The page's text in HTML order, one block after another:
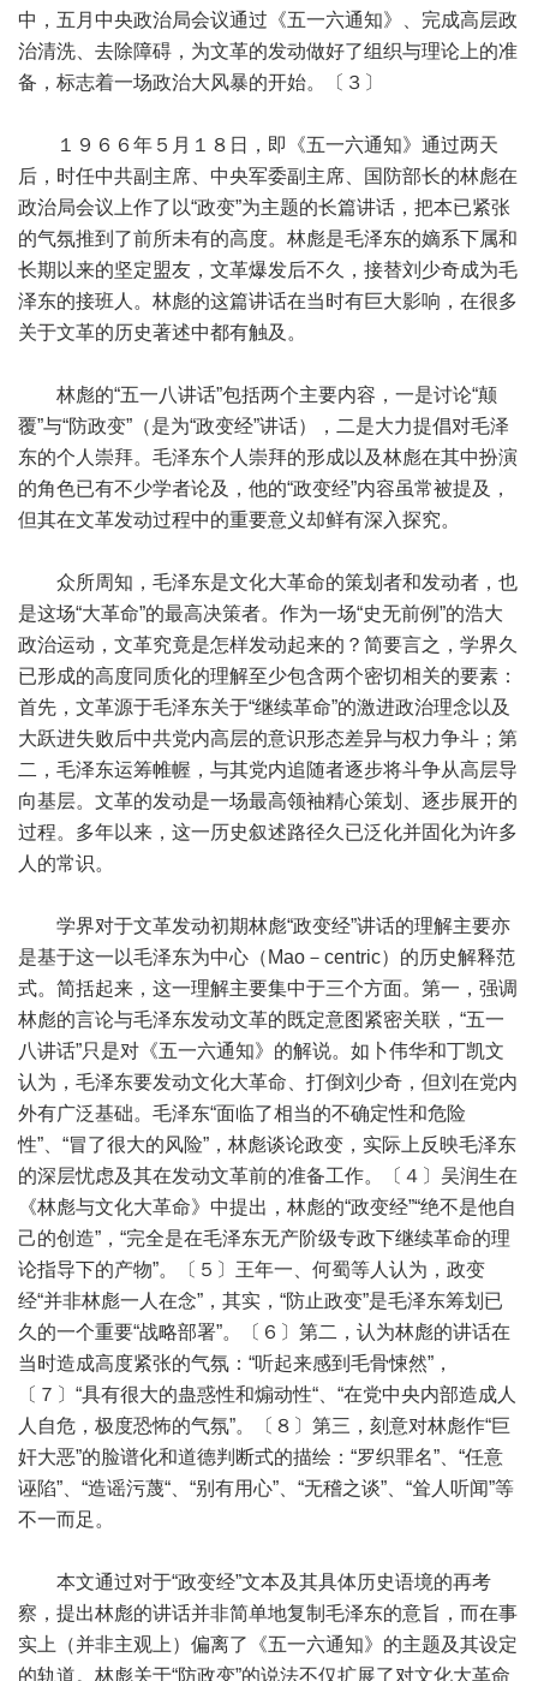
中，五月中央政治局会议通过《五一六通知》、完成高层政
治清洗、去除障碍，为文革的发动做好了组织与理论上的准
备，标志着一场政治大风暴的开始。〔３〕
１９６６年５月１８日，即《五一六通知》通过两天
后，时任中共副主席、中央军委副主席、国防部长的林彪在
政治局会议上作了以“政变”为主题的长篇讲话，把本已紧张
的气氛推到了前所未有的高度。林彪是毛泽东的嫡系下属和
长期以来的坚定盟友，文革爆发后不久，接替刘少奇成为毛
泽东的接班人。林彪的这篇讲话在当时有巨大影响，在很多
关于文革的历史著述中都有触及。
林彪的“五一八讲话”包括两个主要内容，一是讨论“颠
覆”与“防政变”（是为“政变经”讲话），二是大力提倡对毛泽
东的个人崇拜。毛泽东个人崇拜的形成以及林彪在其中扮演
的角色已有不少学者论及，他的“政变经”内容虽常被提及，
但其在文革发动过程中的重要意义却鲜有深入探究。
众所周知，毛泽东是文化大革命的策划者和发动者，也
是这场“大革命”的最高决策者。作为一场“史无前例”的浩大
政治运动，文革究竟是怎样发动起来的？简要言之，学界久
已形成的高度同质化的理解至少包含两个密切相关的要素：
首先，文革源于毛泽东关于“继续革命”的激进政治理念以及
大跃进失败后中共党内高层的意识形态差异与权力争斗；第
二，毛泽东运筹帷幄，与其党内追随者逐步将斗争从高层导
向基层。文革的发动是一场最高领袖精心策划、逐步展开的
过程。多年以来，这一历史叙述路径久已泛化并固化为许多
人的常识。
学界对于文革发动初期林彪“政变经”讲话的理解主要亦
是基于这一以毛泽东为中心（Mao－centric）的历史解释范
式。简括起来，这一理解主要集中于三个方面。第一，强调
林彪的言论与毛泽东发动文革的既定意图紧密关联，“五一
八讲话”只是对《五一六通知》的解说。如卜伟华和丁凯文
认为，毛泽东要发动文化大革命、打倒刘少奇，但刘在党内
外有广泛基础。毛泽东“面临了相当的不确定性和危险
性”、“冒了很大的风险”，林彪谈论政变，实际上反映毛泽东
的深层忧虑及其在发动文革前的准备工作。〔４〕吴润生在
《林彪与文化大革命》中提出，林彪的“政变经”“绝不是他自
己的创造”，“完全是在毛泽东无产阶级专政下继续革命的理
论指导下的产物”。〔５〕王年一、何蜀等人认为，政变
经“并非林彪一人在念”，其实，“防止政变”是毛泽东筹划已
久的一个重要“战略部署”。〔６〕第二，认为林彪的讲话在
当时造成高度紧张的气氛：“听起来感到毛骨悚然”，
〔７〕“具有很大的蛊惑性和煽动性“、“在党中央内部造成人
人自危，极度恐怖的气氛”。〔８〕第三，刻意对林彪作“巨
奸大恶”的脸谱化和道德判断式的描绘：“罗织罪名”、“任意
诬陷”、“造谣污蔑“、“别有用心”、“无稽之谈”、“耸人听闻”等
不一而足。
本文通过对于“政变经”文本及其具体历史语境的再考
察，提出林彪的讲话并非简单地复制毛泽东的意旨，而在事
实上（并非主观上）偏离了《五一六通知》的主题及其设定
的轨道。林彪关于“防政变”的说法不仅扩展了对文化大革命